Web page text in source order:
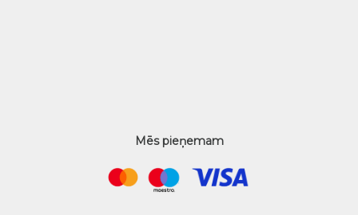
Mēs pieņemam